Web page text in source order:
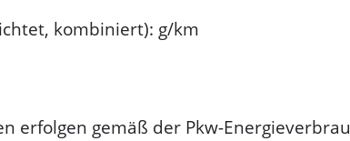
kombiniert): g/km
erfolgen gemäß der Pkw-